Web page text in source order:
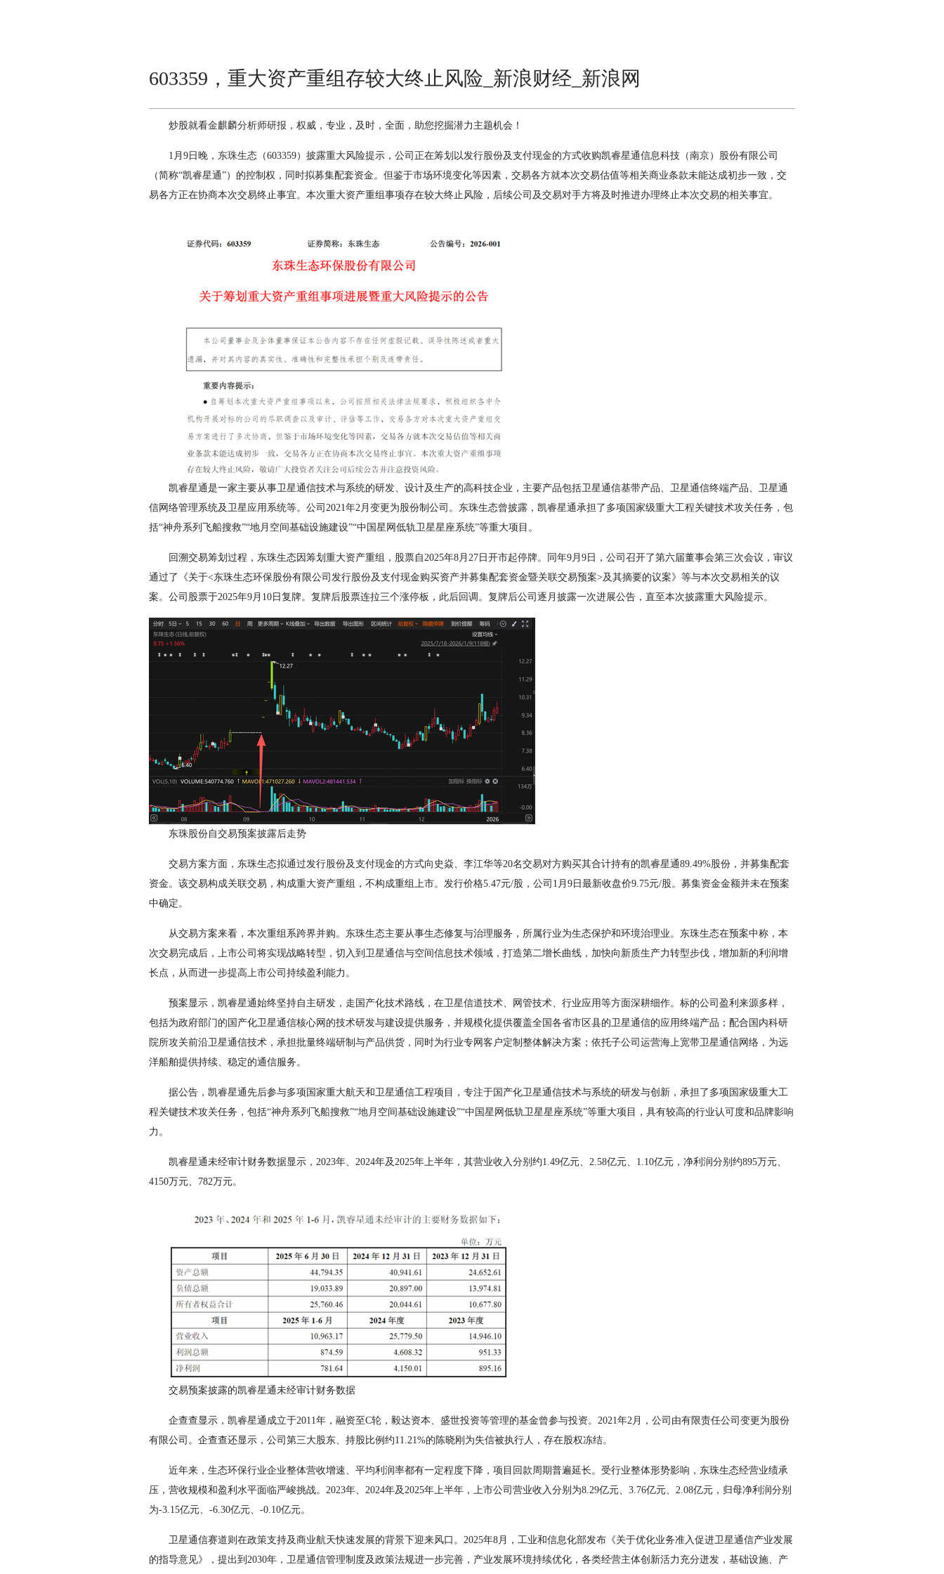
603359，重大资产重组存较大终止风险_新浪财经_新浪网
炒股就看金麒麟分析师研报 ，权威，专业，及时，全面，助您挖掘潜力主题机会！
1月9日晚， 东珠生态 （603359）披露重大风险提示，公司正在筹划以发行股份及支付现金的方式收购凯睿星通信息科技（南京）股份有限公司
（简称“凯睿星通”）的控制权，同时拟募集配套资金。但鉴于市场环境变化等因素，交易各方就本次交易估值等相关商业条款未能达成初步一致，交
易各方正在协商本次交易终止事宜。本次重大资产重组事项存在较大终止风险，后续公司及交易对手方将及时推进办理终止本次交易的相关事宜。
凯睿星通是一家主要从事卫星通信技术与系统的研发、设计及生产的高科技企业，主要产品包括卫星通信基带产品、卫星通信终端产品、卫星通
信网络管理系统及卫星应用系统等。公司2021年2月变更为股份制公司。东珠生态曾披露，凯睿星通承担了多项国家级重大工程关键技术攻关任务，包
括“神舟系列飞船搜救”“地月空间基础设施建设”“中国星网低轨卫星星座系统”等重大项目。
回溯交易筹划过程，东珠生态因筹划重大资产重组，股票自2025年8月27日开市起停牌。同年9月9日，公司召开了第六届董事会第三次会议，审议
通过了《关于<东珠生态环保股份有限公司发行股份及支付现金购买资产并募集配套资金暨关联交易预案>及其摘要的议案》等与本次交易相关的议
案。公司股票于2025年9月10日复牌。复牌后股票连拉三个涨停板，此后回调。复牌后公司逐月披露一次进展公告，直至本次披露重大风险提示。
东珠股份自交易预案披露后走势
交易方案方面，东珠生态拟通过发行股份及支付现金的方式向史焱、李江华等20名交易对方购买其合计持有的凯睿星通89.49%股份，并募集配套
资金。该交易构成关联交易，构成重大资产重组，不构成重组上市。发行价格5.47元/股，公司1月9日最新收盘价9.75元/股。募集资金金额并未在预案
中确定。
从交易方案来看，本次重组系跨界并购。东珠生态主要从事生态修复与治理服务，所属行业为生态保护和环境治理业。东珠生态在预案中称，本
次交易完成后，上市公司将实现战略转型，切入到卫星通信与空间信息技术领域，打造第二增长曲线，加快向新质生产力转型步伐，增加新的利润增
长点，从而进一步提高上市公司持续盈利能力。
预案显示，凯睿星通始终坚持自主研发，走国产化技术路线，在卫星信道技术、网管技术、行业应用等方面深耕细作。标的公司盈利来源多样，
包括为政府部门的国产化卫星通信核心网的技术研发与建设提供服务，并规模化提供覆盖全国各省市区县的卫星通信的应用终端产品；配合国内科研
院所攻关前沿卫星通信技术，承担批量终端研制与产品供货，同时为行业专网客户定制整体解决方案；依托子公司运营海上宽带卫星通信网络，为远
洋船舶提供持续、稳定的通信服务。
据公告，凯睿星通先后参与多项国家重大航天和卫星通信工程项目，专注于国产化卫星通信技术与系统的研发与创新，承担了多项国家级重大工
程关键技术攻关任务，包括“神舟系列飞船搜救”“地月空间基础设施建设”“中国星网低轨卫星星座系统”等重大项目，具有较高的行业认可度和品牌影响
力。
凯睿星通未经审计财务数据显示，2023年、2024年及2025年上半年，其营业收入分别约1.49亿元、2.58亿元、1.10亿元，净利润分别约895万元、
4150万元、782万元。
交易预案披露的凯睿星通未经审计财务数据
企查查显示，凯睿星通成立于2011年，融资至C轮，毅达资本、盛世投资等管理的基金曾参与投资。2021年2月，公司由有限责任公司变更为股份
有限公司。企查查还显示，公司第三大股东、持股比例约11.21%的陈晓刚为失信被执行人，存在股权冻结。
近年来，生态环保行业企业整体营收增速、平均利润率都有一定程度下降，项目回款周期普遍延长。受行业整体形势影响，东珠生态经营业绩承
压，营收规模和盈利水平面临严峻挑战。2023年、2024年及2025年上半年，上市公司营业收入分别为8.29亿元、3.76亿元、2.08亿元，归母净利润分别
为-3.15亿元、-6.30亿元、-0.10亿元。
卫星通信赛道则在政策支持及商业航天快速发展的背景下迎来风口。2025年8月，工业和信息化部发布《关于优化业务准入促进卫星通信产业发展
的指导意见》，提出到2030年，卫星通信管理制度及政策法规进一步完善，产业发展环境持续优化，各类经营主体创新活力充分迸发，基础设施、产